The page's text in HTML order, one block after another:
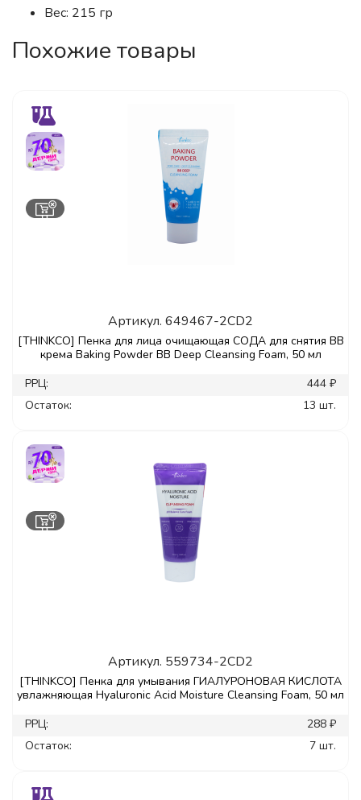
Вес: 215 гр
Похожие товары
Артикул. 649467-2CD2
[THINKCO] Пенка для лица очищающая СОДА для снятия ВВ
крема Baking Powder ВВ Deep Cleansing Foam, 50 мл
РРЦ:
444 ₽
Остаток:
13 шт.
Артикул. 559734-2CD2
[THINKCO] Пенка для умывания ГИАЛУРОНОВАЯ КИСЛОТА
увлажняющая Hyaluronic Acid Moisture Cleansing Foam, 50 мл
РРЦ:
288 ₽
Остаток:
7 шт.